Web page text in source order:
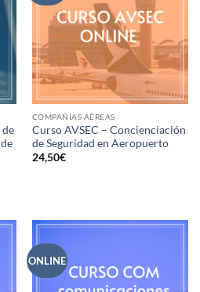
de
COMPAÑÍAS AÉREAS
Curso AVSEC – Concienciación
de Seguridad en Aeropuerto
24,50€
ONLINE